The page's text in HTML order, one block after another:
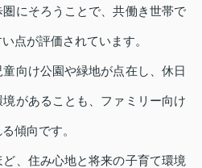
にそろうことで、共働き世帯で
点が評価されています。
向け公園や緑地が点在し、休日
があることも、ファミリー向け
傾向です。
、住み心地と将来の子育て環境